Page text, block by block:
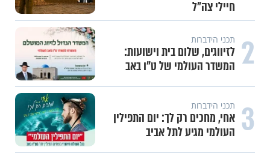
חיילי צה"ל
2 תכני הידברות
לזיווגים, שלום בית וישועות:
המשדר העולמי של ט"ו באב
3 תכני הידברות
אחי, מחכים רק לך: יום התפילין
העולמי מגיע לתל אביב